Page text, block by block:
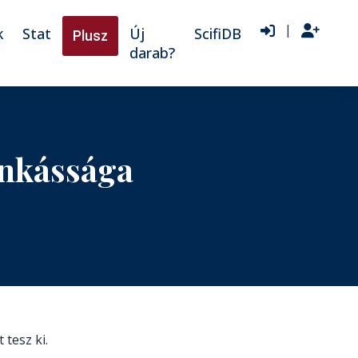
Stat Plusz
Új
darab?
ScifiDB |
tesz ki.